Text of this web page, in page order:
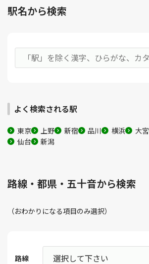
駅名から検索
よく検索される駅
東京 上野 新宿 品川 横浜 大宮
仙台
新潟
路線・都県・五十音から検索
（おわかりになる項目のみ選択）
路線